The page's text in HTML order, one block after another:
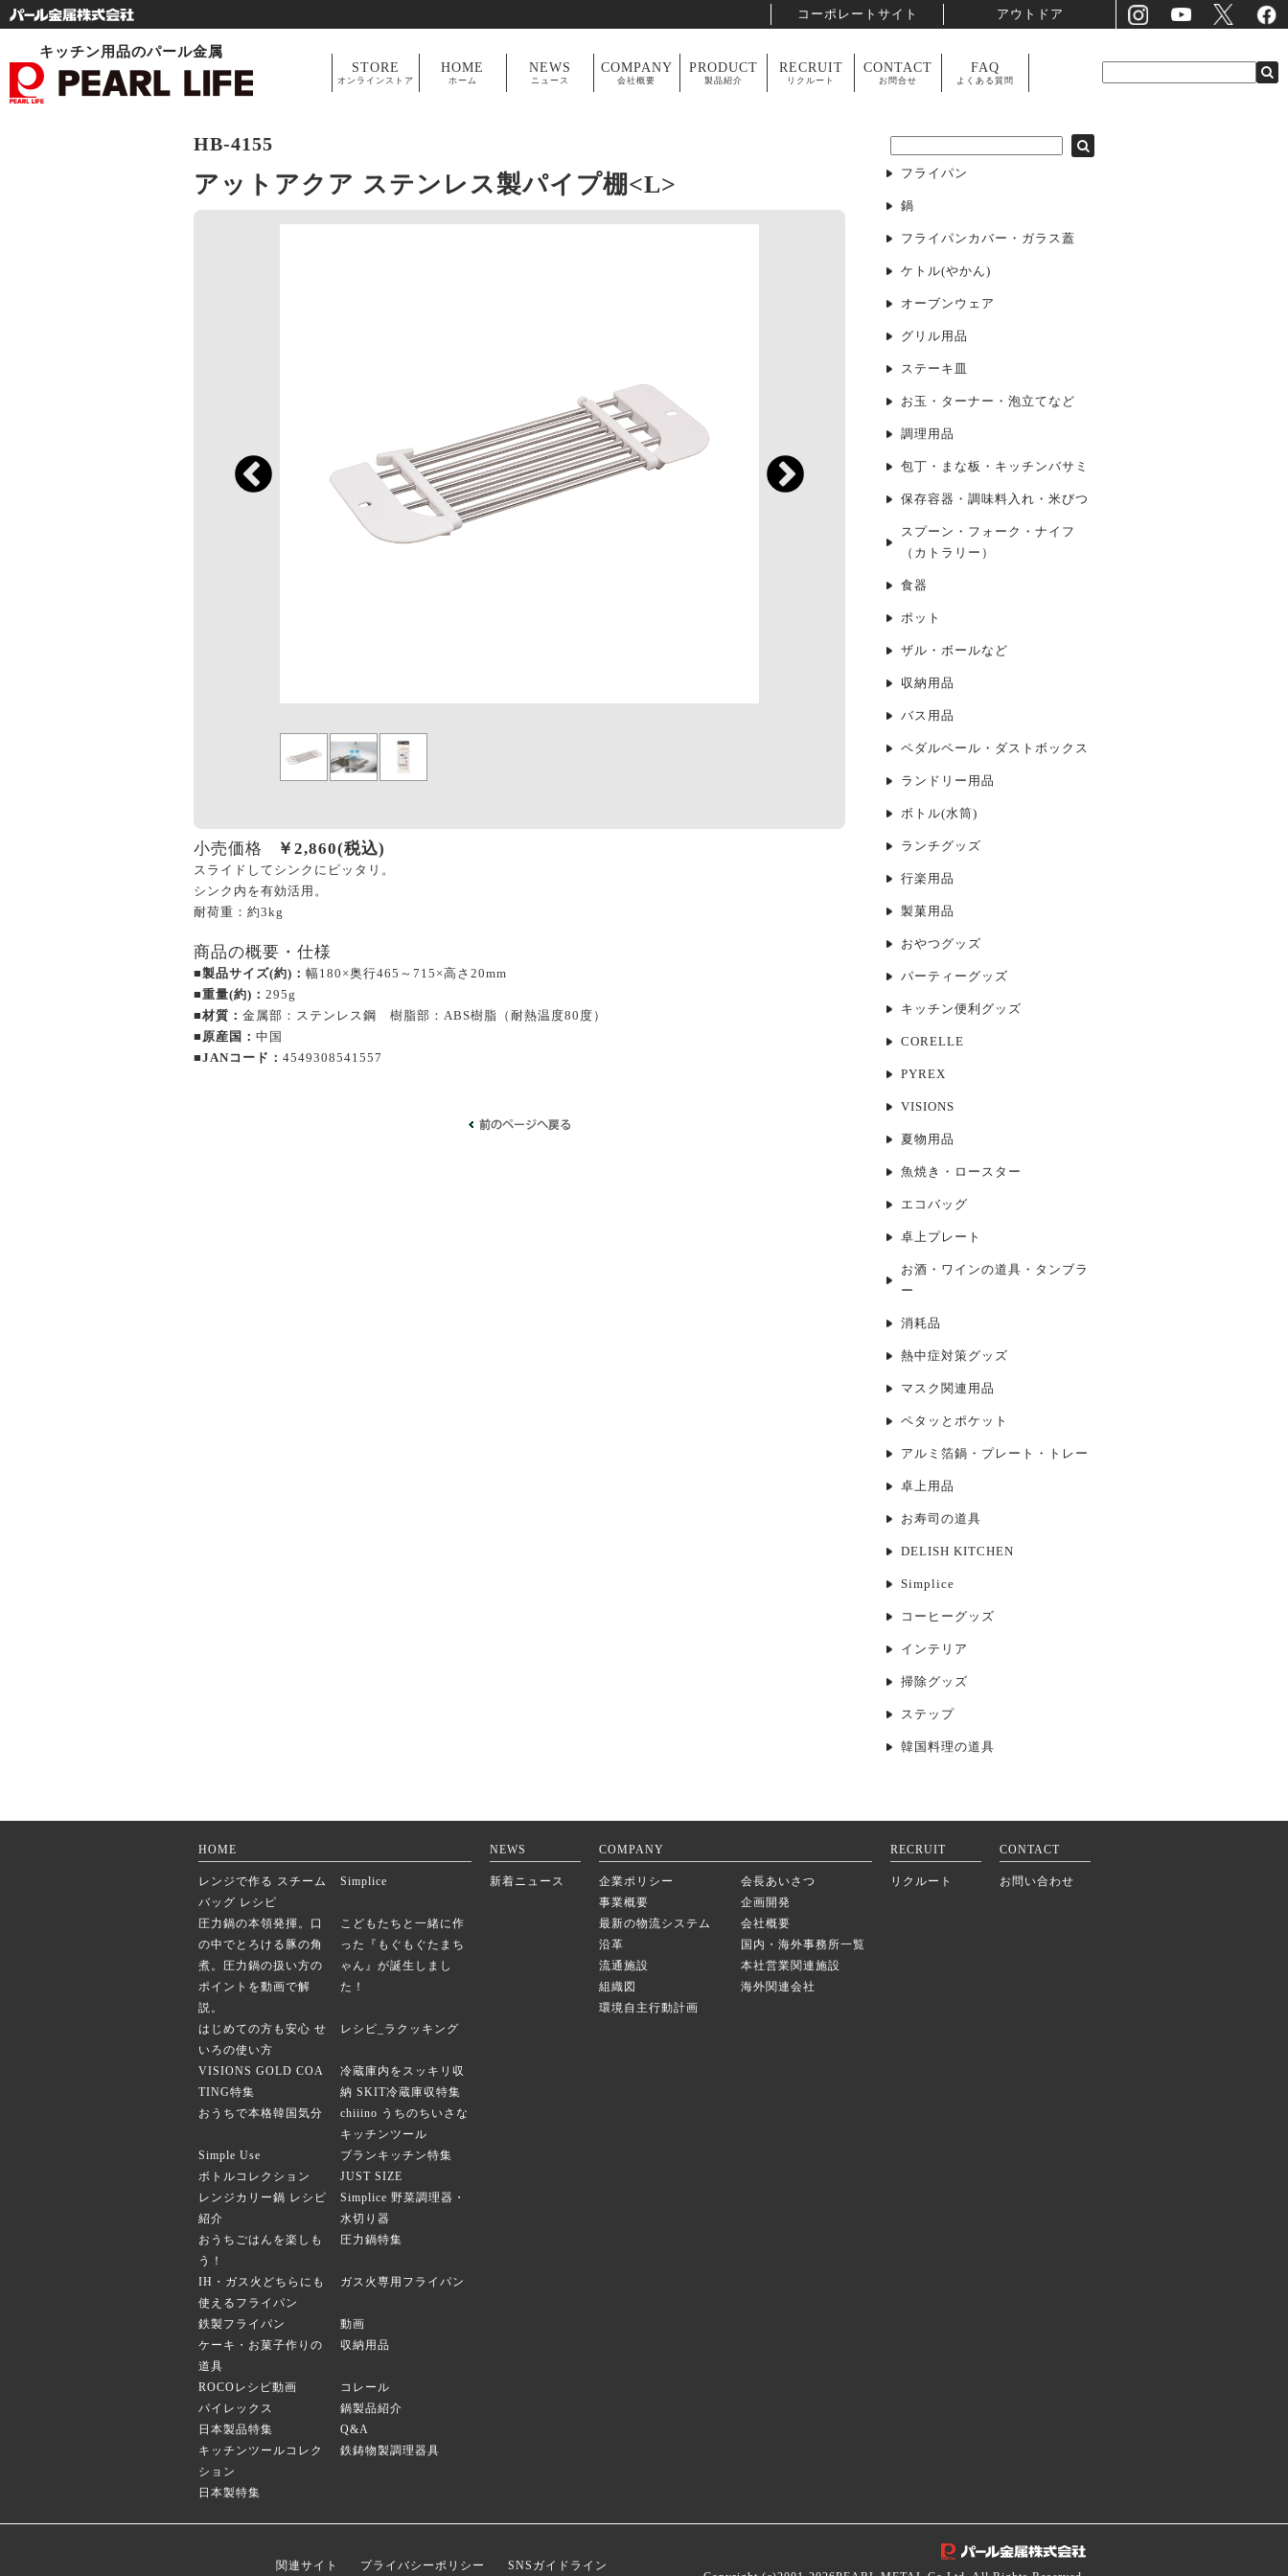
コーポレートサイト アウトドア
キッチン用品のパール金属
STORE
オンラインストア
HOME
ホーム
NEWS
ニュース
COMPANY
会社概要
PRODUCT
製品紹介
RECRUIT
リクルート
CONTACT
お問合せ
FAQ
よくある質問
HB-4155
アットアクア ステンレス製パイプ棚<L>
小売価格 ￥ 2,860(税込)
スライドしてシンクにピッタリ。
シンク内を有効活用。
耐荷重：約3kg
商品の概要・仕様
■製品サイズ(約)： 幅180×奥行465～715×高さ20mm
■重量(約)： 295g
■材質： 金属部：ステンレス鋼 樹脂部：ABS樹脂（耐熱温度80度）
■原産国： 中国
■JANコード： 4549308541557
フライパン
鍋
フライパンカバー・ガラス蓋
ケトル(やかん)
オーブンウェア
グリル用品
ステーキ皿
お玉・ターナー・泡立てなど
調理用品
包丁・まな板・キッチンバサミ
保存容器・調味料入れ・米びつ
スプーン・フォーク・ナイフ
（カトラリー）
食器
ポット
ザル・ボールなど
収納用品
バス用品
ペダルペール・ダストボックス
ランドリー用品
ボトル(水筒)
ランチグッズ
行楽用品
製菓用品
おやつグッズ
パーティーグッズ
キッチン便利グッズ
CORELLE
PYREX
VISIONS
夏物用品
魚焼き・ロースター
エコバッグ
卓上プレート
お酒・ワインの道具・タンブラ
ー
消耗品
熱中症対策グッズ
マスク関連用品
ペタッとポケット
アルミ箔鍋・プレート・トレー
卓上用品
お寿司の道具
DELISH KITCHEN
Simplice
コーヒーグッズ
インテリア
掃除グッズ
ステップ
韓国料理の道具
HOME
レンジで作る スチーム
バッグ レシピ
Simplice
圧力鍋の本領発揮。口
の中でとろける豚の角
煮。圧力鍋の扱い方の
ポイントを動画で解
説。
こどもたちと一緒に作
った『もぐもぐたまち
ゃん』が誕生しまし
た！
はじめての方も安心 せ
いろの使い方
レシピ_ラクッキング
VISIONS GOLD COA
TING特集
冷蔵庫内をスッキリ収
納 SKIT冷蔵庫収特集
おうちで本格韓国気分
chiiino うちのちいさな
キッチンツール
Simple Use
ブランキッチン特集
ボトルコレクション
JUST SIZE
レンジカリー鍋 レシピ
紹介
Simplice 野菜調理器・
水切り器
おうちごはんを楽しも
う！
圧力鍋特集
IH・ガス火どちらにも
使えるフライパン
ガス火専用フライパン
鉄製フライパン
動画
ケーキ・お菓子作りの
道具
収納用品
ROCOレシピ動画
コレール
パイレックス
鍋製品紹介
日本製品特集
Q&A
キッチンツールコレク
ション
鉄鋳物製調理器具
日本製特集
NEWS
新着ニュース
COMPANY
企業ポリシー
会長あいさつ
事業概要
企画開発
最新の物流システム
会社概要
沿革
国内・海外事務所一覧
流通施設
本社営業関連施設
組織図
海外関連会社
環境自主行動計画
RECRUIT
リクルート
CONTACT
お問い合わせ
関連サイト プライバシーポリシー
SNSガイドライン